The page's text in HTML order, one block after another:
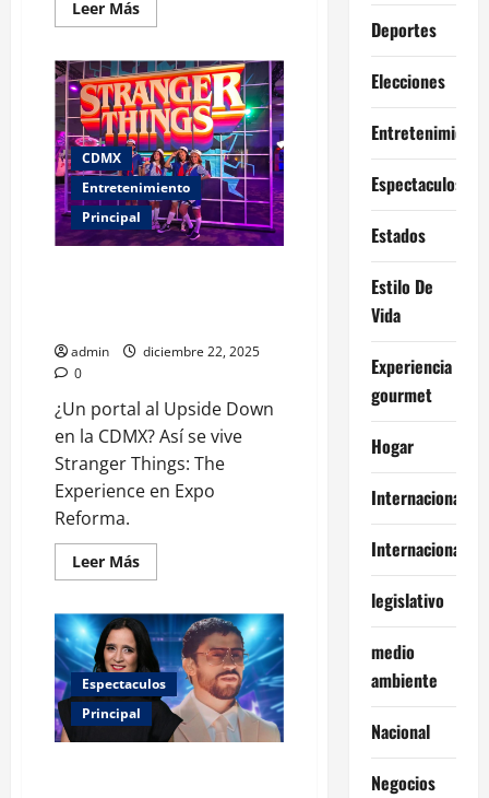
Leer MásLeer
más
Así
se
prepara
la
ensalada
de
manzana:
3
versiones
navideñas
imperdibles
CDMX
Entretenimiento
Principal
admin
diciembre 22, 2025
0
¿Un portal al Upside Down
en la CDMX? Así se vive
Stranger Things: The
Experience en Expo
Reforma.
Leer MásLeer
más
CDMX
vive
momento
digno
de
Stranger
Things:
aparece
supuesto
Espectaculos
Principal
Deportes
Elecciones
Entretenimiento
Espectaculos
Estados
Estilo De
Vida
Experiencia
gourmet
Hogar
Internacional
Internacionales
legislativo
medio
ambiente
Nacional
Negocios